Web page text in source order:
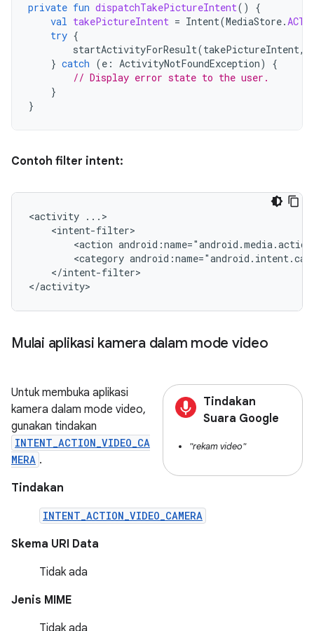
private fun dispatchTakePictureIntent()
{
val takePictureIntent = Intent(MediaStore.
try {
startActivityForResult(takePictureIntent,
} catch (e : ActivityNotFoundException)
{
// Display error state to the user.
}
}
Contoh filter intent:
<activity
<action
<category
</intent-filter>
</activity>
Mulai aplikasi kamera dalam mode video
Tindakan
Suara Google
"rekam video"
Untuk membuka aplikasi
kamera dalam mode video,
gunakan tindakan
INTENT_ACTION_VIDEO_CA
MERA .
Tindakan
INTENT_ACTION_VIDEO_CAMERA
Skema URI Data
Tidak ada
Jenis MIME
Tidak ada